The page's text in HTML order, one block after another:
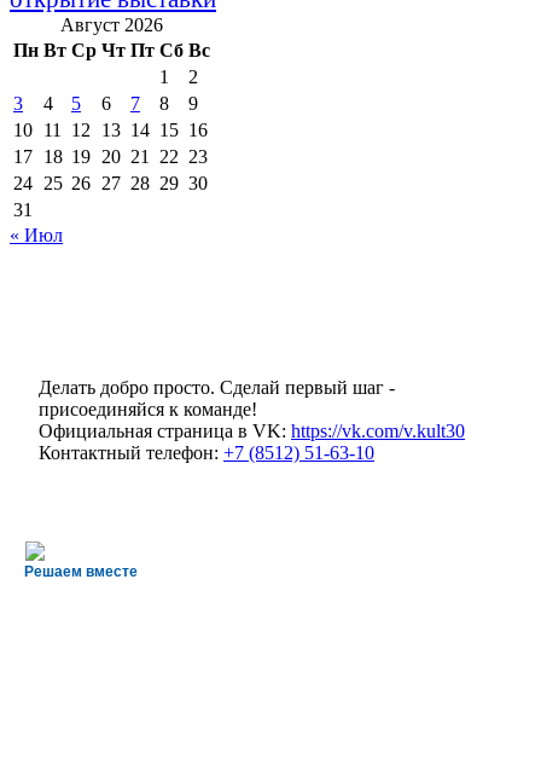
Август 2026
Пн Вт Ср Чт Пт Сб Вс
1
2
3
4 5 6 7 8
9
10 11 12 13 14 15 16
17 18 19 20 21 22 23
24 25 26 27 28 29 30
31
« Июл
Делать добро просто. Сделай первый шаг -
присоединяйся к команде!
Официальная страница в VK: https://vk.com/v.kult30
Контактный телефон: +7 (8512) 51-63-10
Решаем вместе